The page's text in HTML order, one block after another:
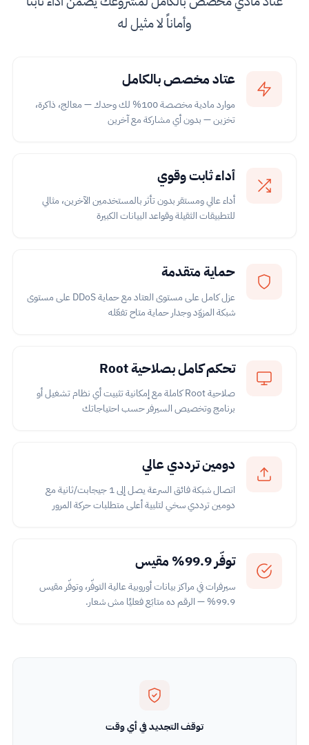
وأماناً لا مثيل له
عتاد مخصص بالكامل
موارد مادية مخصصة 100% لك وحدك — معالج، ذاكرة،
تخزين — بدون أي مشاركة مع آخرين
أداء ثابت وقوي
أداء عالي ومستقر بدون تأثر بالمستخدمين الآخرين، مثالي
للتطبيقات الثقيلة وقواعد البيانات الكبيرة
حماية متقدمة
عزل كامل على مستوى العتاد مع حماية DDoS على مستوى
شبكة المزوّد وجدار حماية متاح تفعّله
تحكم كامل بصلاحية Root
صلاحية Root كاملة مع إمكانية تثبيت أي نظام تشغيل أو
برنامج وتخصيص السيرفر حسب احتياجاتك
دومين ترددي عالي
اتصال شبكة فائق السرعة يصل إلى 1 جيجابت/ثانية مع
دومين ترددي سخي لتلبية أعلى متطلبات حركة المرور
توفّر 99.9% مقيس
سيرفرات في مراكز بيانات أوروبية عالية التوفّر، وتوفّر مقيس
99.9% — الرقم ده متابَع فعليًا مش شعار.
توقف التجديد في أي وقت